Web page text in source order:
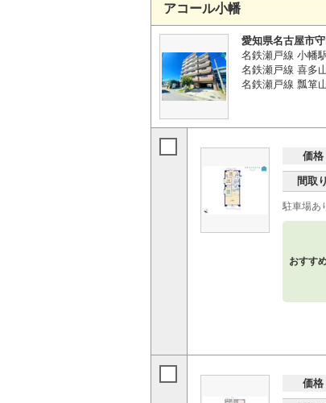
アコール小幡
愛知県名古屋市
名鉄瀬戸線 小幡
名鉄瀬戸線 喜多
名鉄瀬戸線 瓢箪
価格
間取り
駐車場あ
おすす
価格